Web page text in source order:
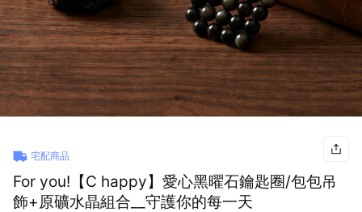
宅配商品
For you!【C happy】愛心黑曜石鑰匙圈/包包吊
飾+原礦水晶組合__守護你的每一天